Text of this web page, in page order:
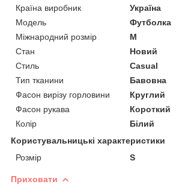
Країна виробник
Україна
Модель
Футболка
Міжнародний розмір
M
Стан
Новий
Стиль
Casual
Тип тканини
Бавовна
Фасон вирізу горловини
Круглий
Фасон рукава
Короткий
Колір
Білий
Користувальницькі характеристики
Розмір
S
Приховати